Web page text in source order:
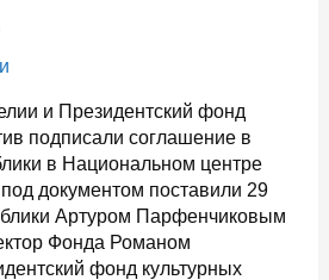
и Президентский фонд
подписали соглашение в
в Национальном центре
документом поставили 29
Артуром Парфенчиковым
Фонда Романом
фонд культурных